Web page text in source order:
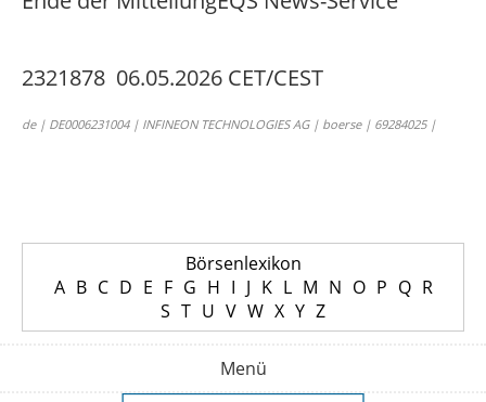
2321878 06.05.2026 CET/CEST
de | DE0006231004 | INFINEON TECHNOLOGIES AG | boerse | 69284025 |
Börsenlexikon
A B C D E F G H I J K L M N O P Q R
S T U V W X Y Z
Menü